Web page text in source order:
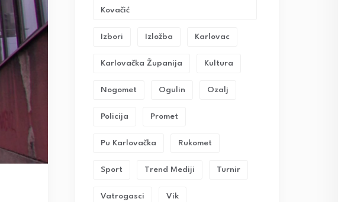
Kovačić
Izbori Izložba Karlovac
Karlovačka Županija Kultura
Nogomet Ogulin Ozalj
Policija Promet
Pu Karlovačka Rukomet
Sport Trend Mediji Turnir
Vatrogasci Vik